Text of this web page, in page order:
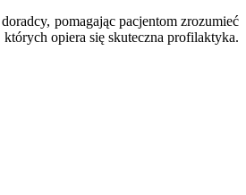
pomagając pacjentom zrozumieć
opiera się skuteczna profilaktyka.